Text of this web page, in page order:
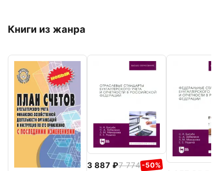
Книги из жанра
3 887 7 774 -50%